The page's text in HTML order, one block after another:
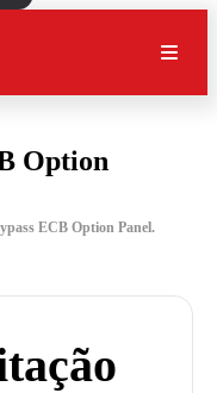
Option
ECB Option Panel.